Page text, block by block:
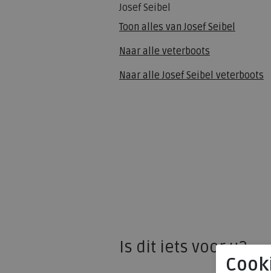
Josef Seibel
Toon alles vanJosef Seibel
Naar alle veterboots
Naar alleJosef Seibel veterboots
Is dit iets voor u?